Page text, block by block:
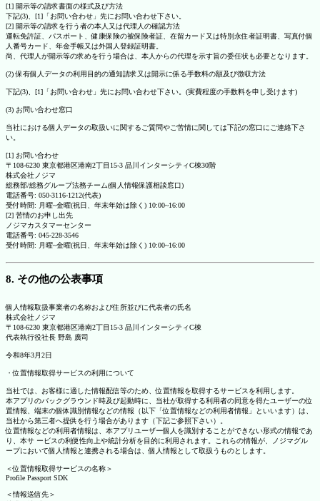
[1] 開示等の請求書面の様式及び方法
下記(3)、[1]「お問い合わせ」先にお問い合わせ下さい。
[2] 開示等の請求を行う者の本人又は代理人の確認方法
運転免許証、パスポート、健康保険の被保険者証、在留カード又は特別永住者証明書、写真付個
人番号カード、年金手帳又は外国人登録証明書。
尚、代理人が開示等の求めを行う場合は、本人からの代理を示す旨の委任状も必要となります。
(2) 保有個人データの利用目的の通知請求又は開示に係る手数料の額及び徴収方法
下記(3)、[1]「お問い合わせ」先にお問い合わせ下さい。(実費程度の手数料を申し受けます)
(3) お問い合わせ窓口
当社における個人データの取扱いに関するご質問やご苦情に関しては下記の窓口にご連絡下さ
い。
[1] お問い合わせ
〒108-6230 東京都港区港南2丁目15-3 品川インターシティC棟30階
株式会社ノジマ
総務部/総務グループ法務チーム(個人情報保護相談窓口)
電話番号: 050-3116-1212(代表)
受付時間: 月曜~金曜(祝日、年末年始は除く) 10:00~16:00
[2] 苦情のお申し出先
ノジマカスタマーセンター
電話番号: 045-228-3546
受付時間: 月曜~金曜(祝日、年末年始は除く) 10:00~16:00
8. その他の公表事項
個人情報取扱事業者の名称および住所並びに代表者の氏名
株式会社ノジマ
〒108-6230 東京都港区港南2丁目15-3 品川インターシティC棟
代表執行役社長 野島 廣司
令和8年3月2日
・位置情報取得サービスの利用について
当社では、お客様に適した情報配信等のため、位置情報を取得するサービスを利用します。
本アプリのバックグラウンド時及び起動時に、当社が取得する利用者の同意を得たユーザーの位
置情報、端末の個体識別情報などの情報（以下「位置情報などの利用者情報」といいます）は、
当社から第三者へ提供を行う場合があります（下記ご参照下さい）。
位置情報などの利用者情報は、本アプリユーザー個人を識別することができない形式の情報であ
り、本サ ービスの利便性向上や統計分析を目的に利用されます。これらの情報が、ノジマグル
ープにおいて個人情報と連携される場合は、個人情報として取扱うものとします。
＜位置情報取得サービスの名称＞
Profile Passport SDK
＜情報送信先＞